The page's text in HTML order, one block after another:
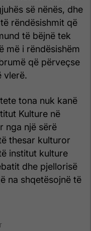
së nënës, dhe
rëndësishmit që
të bëjnë tek
më i rëndësishëm
që përveçse
vlerë.
tona nuk kanë
Kulture në
nga një sërë
thesar kulturor
institut kulture
dhe pjellorisë
na shqetësojnë të